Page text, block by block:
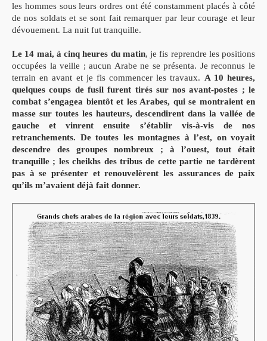
les hommes sous leurs ordres ont été constamment placés à côté
de nos soldats et se sont fait remarquer par leur courage et leur
dévouement. La nuit fut tranquille.
Le 14 mai, à cinq heures du matin, je fis reprendre les positions
occupées la veille ; aucun Arabe ne se présenta. Je reconnus le
terrain en avant et je fis commencer les travaux. A 10 heures,
quelques coups de fusil furent tirés sur nos avant-postes ; le
combat s’engagea bientôt et les Arabes, qui se montraient en
masse sur toutes les hauteurs, descendirent dans la vallée de
gauche et vinrent ensuite s’établir vis-à-vis de nos
retranchements. De toutes les montagnes à l’est, on voyait
descendre des groupes nombreux ; à l’ouest, tout était
tranquille ; les cheikhs des tribus de cette partie ne tardèrent
pas à se présenter et renouvelèrent les assurances de paix
qu’ils m’avaient déjà fait donner.